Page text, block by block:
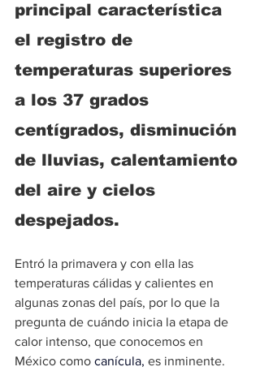
principal característica
el registro de
temperaturas superiores
a los 37 grados
centígrados, disminución
de lluvias, calentamiento
del aire y cielos
despejados.
Entró la primavera y con ella las
temperaturas cálidas y calientes en
algunas zonas del país, por lo que la
pregunta de cuándo inicia la etapa de
calor intenso, que conocemos en
México como canícula, es inminente.